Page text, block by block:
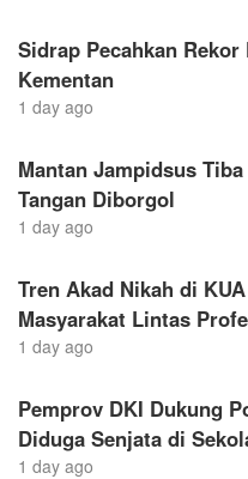
Sidrap Pecahkan
Kementan
1 day ago
Mantan Jampidsus
Tangan Diborgol
1 day ago
Tren Akad Nikah di
Masyarakat Lintas
1 day ago
Pemprov DKI Dukung
Diduga Senjata di
1 day ago